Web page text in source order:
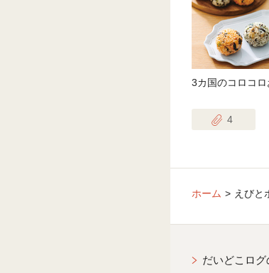
3カ国のコロコロ
4
ホーム えびと
だいどこログ